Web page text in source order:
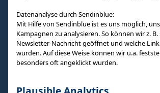
Datenanalyse durch Sendinblue:
Mit Hilfe von Sendinblue ist es uns möglich,
Kampagnen zu analysieren. So können wir z.
Newsletter-Nachricht geöffnet und welche
wurden. Auf diese Weise können wir u.a.
besonders oft angeklickt wurden.